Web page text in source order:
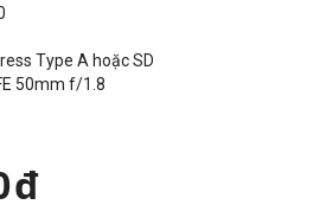
Type A hoặc SD
50mm f/1.8
đ